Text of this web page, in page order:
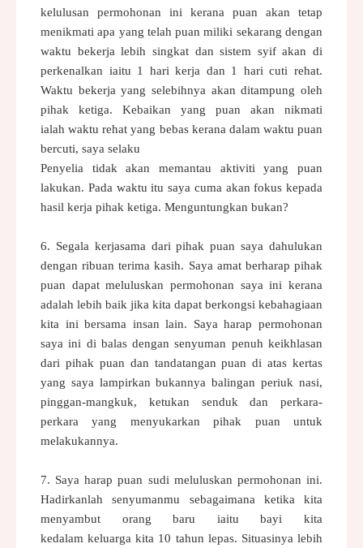
kelulusan permohonan ini kerana puan akan tetap
menikmati apa yang telah puan miliki sekarang dengan
waktu bekerja lebih singkat dan sistem syif akan di
perkenalkan iaitu 1 hari kerja dan 1 hari cuti rehat.
Waktu bekerja yang selebihnya akan ditampung oleh
pihak ketiga. Kebaikan yang puan akan nikmati
ialahwaktu rehat yang bebas kerana dalam waktu puan
bercuti, saya selaku
Penyelia tidak akan memantau aktiviti yang puan
lakukan. Pada waktu itu saya cuma akan fokus kepada
hasil kerja pihak ketiga. Menguntungkan bukan?
6. Segala kerjasama dari pihak puan saya dahulukan
dengan ribuan terima kasih. Saya amat berharap pihak
puan dapat meluluskan permohonan saya ini kerana
adalah lebih baik jika kita dapat berkongsi kebahagiaan
kita inibersama insan lain. Saya harap permohonan
saya ini di balas dengansenyuman penuh keikhlasan
dari pihak puan dan tandatangan puan di atas kertas
yang saya lampirkan bukannya balingan periuk nasi,
pinggan-mangkuk, ketukan senduk dan perkara-
perkara yang menyukarkan pihak puan untuk
melakukannya.
7. Saya harap puan sudi meluluskan permohonan ini.
Hadirkanlah senyumanmu sebagaimana ketika kita
menyambut orang baru iaitu bayi kita
kedalamkeluarga kita 10 tahun lepas. Situasinya lebih